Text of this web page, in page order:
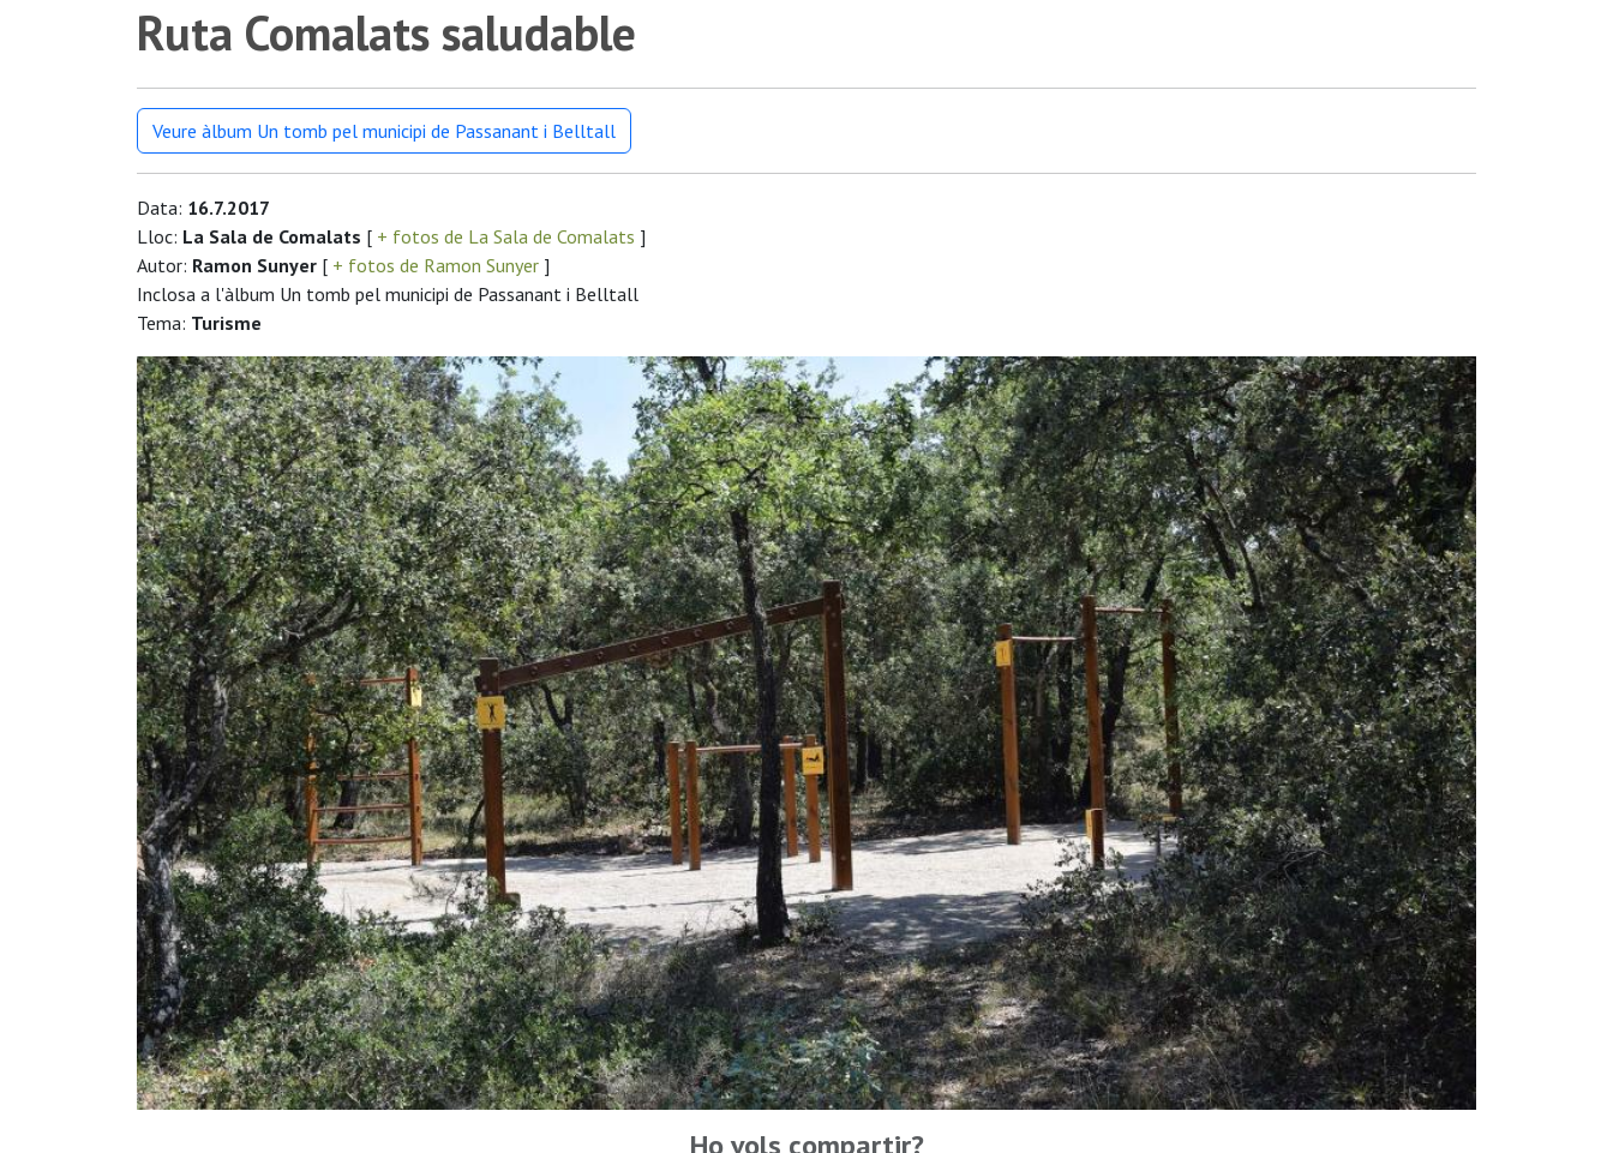
Ruta Comalats saludable
Veure àlbum Un tomb pel municipi de Passanant i Belltall
Data: 16.7.2017
Lloc: La Sala de Comalats [ + fotos de La Sala de Comalats ]
Autor: Ramon Sunyer [ + fotos de Ramon Sunyer ]
Inclosa a l'àlbum Un tomb pel municipi de Passanant i Belltall
Tema: Turisme
Ho vols compartir?